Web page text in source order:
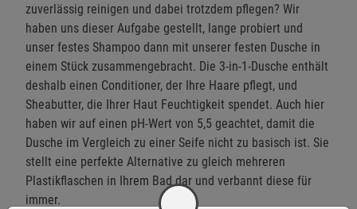
zuverlässig reinigen und dabei trotzdem pflegen? Wir
haben uns dieser Aufgabe gestellt, lange probiert und
unser festes Shampoo dann mit unserer festen Dusche in
einem Stück zusammengebracht. Die 3-in-1-Dusche enthält
deshalb einen Conditioner, der Ihre Haare pflegt, und
Sheabutter, die Ihrer Haut Feuchtigkeit spendet. Auch hier
haben wir auf einen pH-Wert von 5,5 geachtet, damit die
Dusche im Vergleich zu einer Seife nicht zu basisch ist. Sie
stellt eine perfekte Alternative zu gleich mehreren
Plastikflaschen in Ihrem Bad dar und verbannt diese für
immer.